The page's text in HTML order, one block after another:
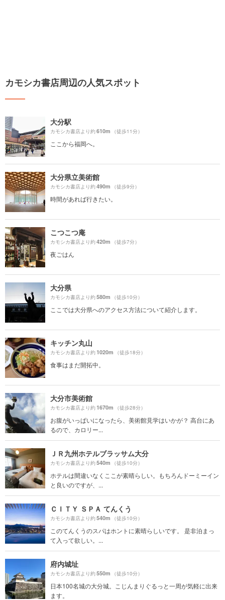
カモシカ書店周辺の人気スポット
大分駅
カモシカ書店より約610m （徒歩11分）
ここから福岡へ。
大分県立美術館
カモシカ書店より約490m （徒歩9分）
時間があれば行きたい。
こつこつ庵
カモシカ書店より約420m （徒歩7分）
夜ごはん
大分県
カモシカ書店より約580m （徒歩10分）
ここでは大分県へのアクセス方法について紹介します。
キッチン丸山
カモシカ書店より約1020m （徒歩18分）
食事はまだ開拓中。
大分市美術館
カモシカ書店より約1670m （徒歩28分）
お腹がいっぱいになったら、美術館見学はいかが？ 高台にあ
るので、カロリー...
ＪＲ九州ホテルブラッサム大分
カモシカ書店より約540m （徒歩10分）
ホテルは間違いなくここが素晴らしい。もちろんドーミーイン
と良いのですが、...
ＣＩＴＹ ＳＰＡ てんくう
カモシカ書店より約540m （徒歩10分）
このてんくうのスパはホントに素晴らしいです。 是非泊まっ
て入って欲しい。...
府内城址
カモシカ書店より約550m （徒歩10分）
日本100名城の大分城。こじんまりぐるっと一周が気軽に出来
ます。